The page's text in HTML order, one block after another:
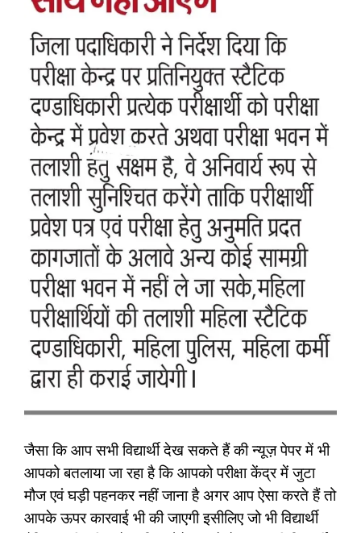
जैसा कि आप सभी विद्यार्थी देख सकते हैं की न्यूज़ पेपर में भी
आपको बतलाया जा रहा है कि आपको परीक्षा केंद्र में जुटा
मौज एवं घड़ी पहनकर नहीं जाना है अगर आप ऐसा करते हैं तो
आपके ऊपर कारवाई भी की जाएगी इसीलिए जो भी विद्यार्थी